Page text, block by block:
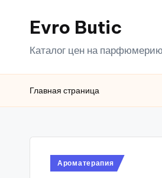
ПерейтиEvro Butic
Каталог цен на
Главная страница
Опубликовано
Ароматерапия